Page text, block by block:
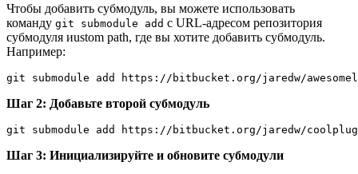
Чтобы добавить субмодуль, вы можете использовать
команду git submodule add с URL-адресом репозитория
субмодуля иustom path, где вы хотите добавить субмодуль.
Например:
git submodule add https://bitbucket.org/jaredw/
Шаг 2: Добавьте второй субмодуль
git submodule add https://bitbucket.org/jaredw/
Шаг 3: Инициализируйте и обновите субмодули